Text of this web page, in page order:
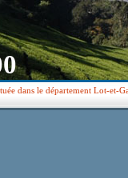
dans le département Lot-